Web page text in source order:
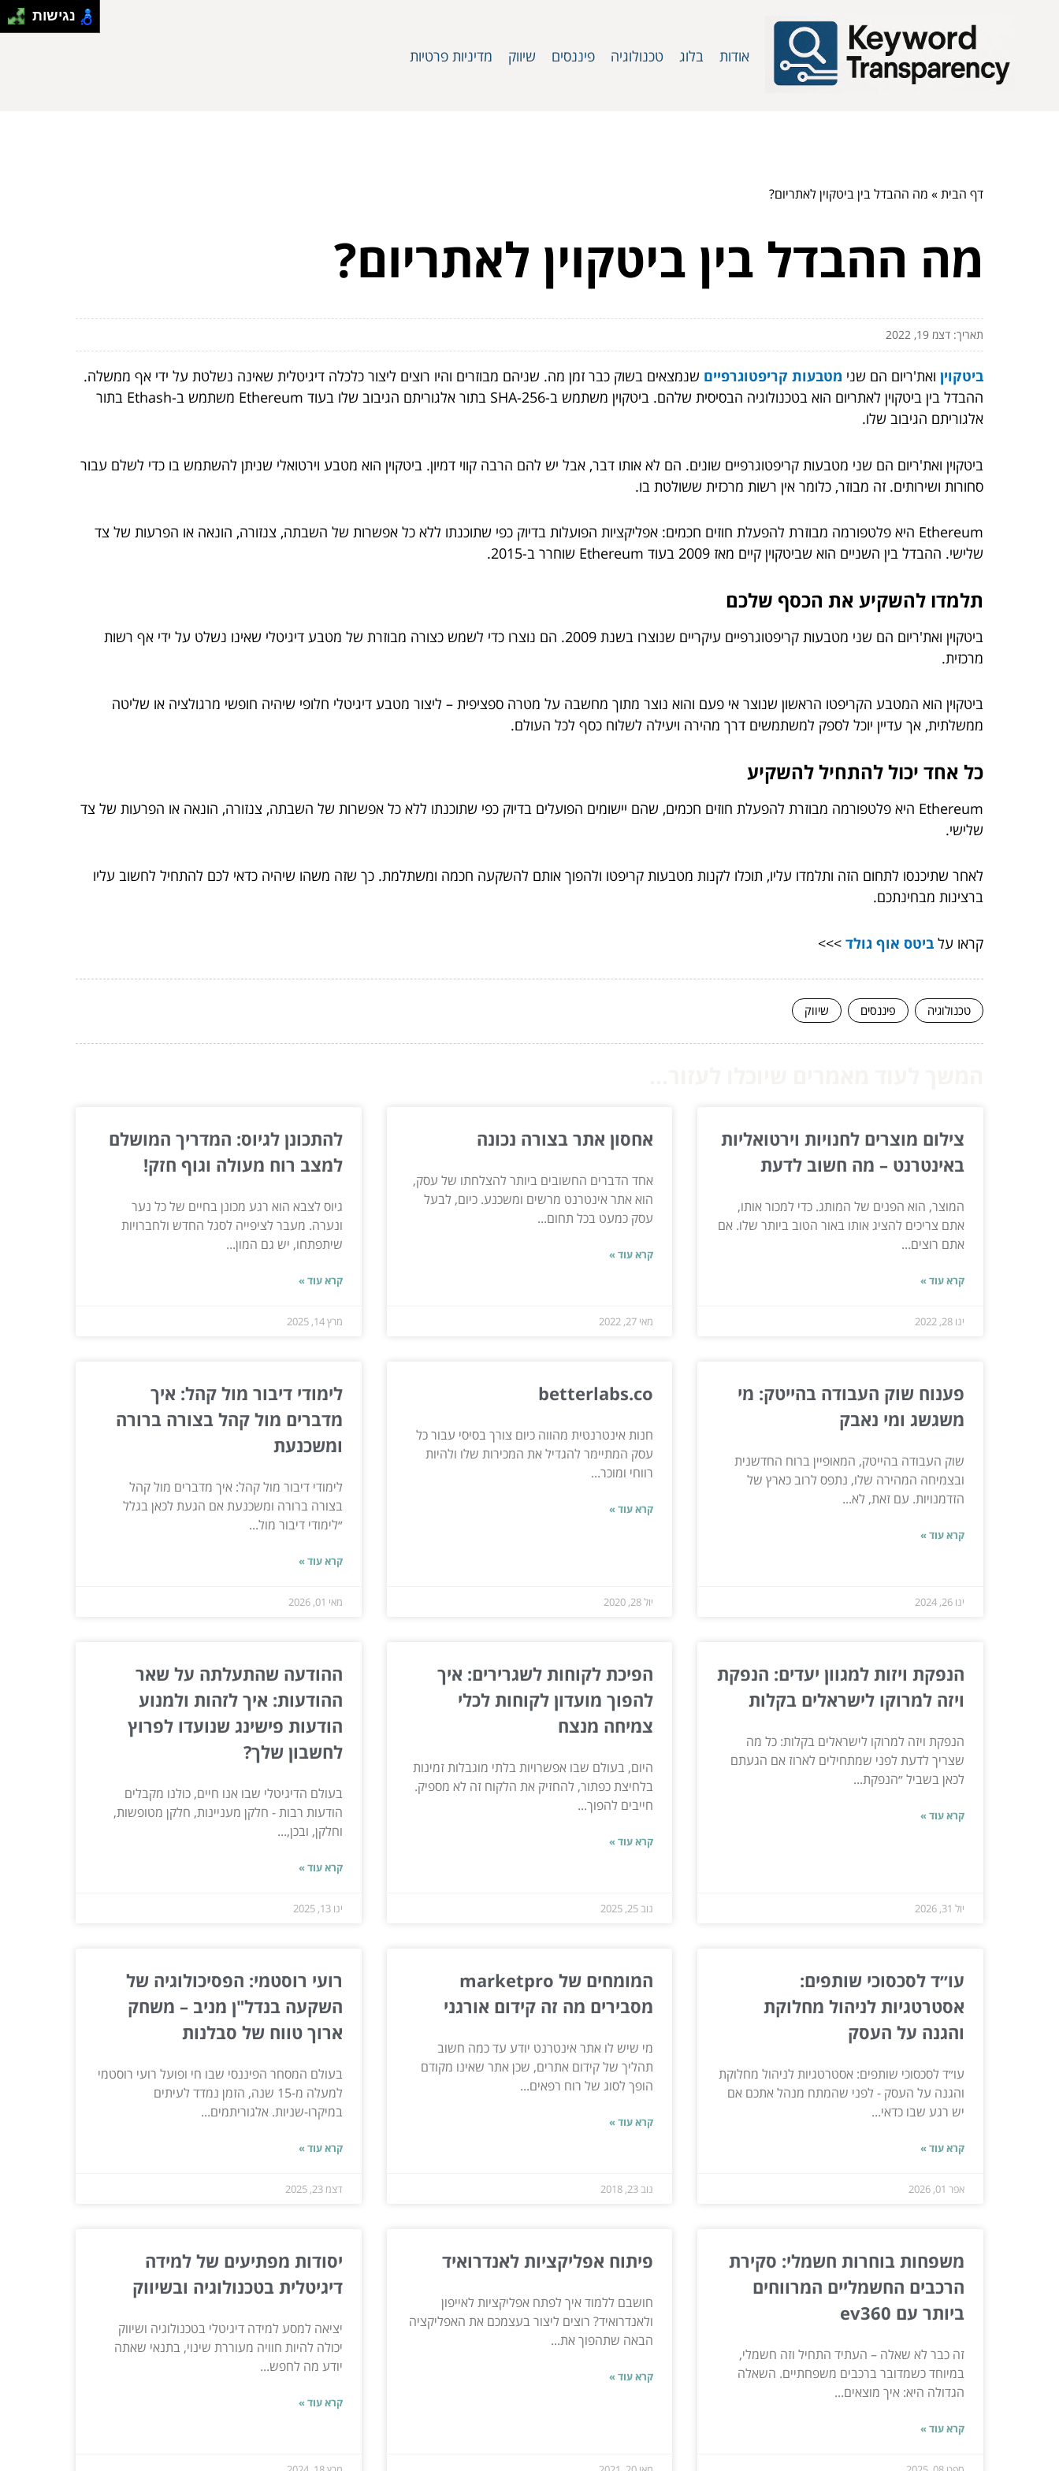
אודות בלוג טכנולוגיה פיננסים שיווק מדיניות פרטיות
דף הבית» מה ההבדל בין ביטקוין לאתריום?
מה ההבדל בין ביטקוין לאתריום?
תאריך: דצמ 19, 2022
ביטקוין ואת'ריום הם שני מטבעות קריפטוגרפיים שנמצאים בשוק כבר זמן מה. שניהם מבוזרים והיו רוצים ליצור כלכלה דיגיטלית שאינה נשלטת על ידי אף ממשלה.
ההבדל בין ביטקוין לאתריום הוא בטכנולוגיה הבסיסית שלהם. ביטקוין משתמש ב-SHA-256 בתור אלגוריתם הגיבוב שלו בעוד Ethereum משתמש ב-Ethash בתור
אלגוריתם הגיבוב שלו.
ביטקוין ואת'ריום הם שני מטבעות קריפטוגרפיים שונים. הם לא אותו דבר, אבל יש להם הרבה קווי דמיון. ביטקוין הוא מטבע וירטואלי שניתן להשתמש בו כדי לשלם עבור
סחורות ושירותים. זה מבוזר, כלומר אין רשות מרכזית ששולטת בו.
Ethereum היא פלטפורמה מבוזרת להפעלת חוזים חכמים: אפליקציות הפועלות בדיוק כפי שתוכנתו ללא כל אפשרות של השבתה, צנזורה, הונאה או הפרעות של צד
שלישי. ההבדל בין השניים הוא שביטקוין קיים מאז 2009 בעוד Ethereum שוחרר ב-2015.
תלמדו להשקיע את הכסף שלכם
ביטקוין ואת'ריום הם שני מטבעות קריפטוגרפיים עיקריים שנוצרו בשנת 2009. הם נוצרו כדי לשמש כצורה מבוזרת של מטבע דיגיטלי שאינו נשלט על ידי אף רשות
מרכזית.
ביטקוין הוא המטבע הקריפטו הראשון שנוצר אי פעם והוא נוצר מתוך מחשבה על מטרה ספציפית – ליצור מטבע דיגיטלי חלופי שיהיה חופשי מרגולציה או שליטה
ממשלתית, אך עדיין יוכל לספק למשתמשים דרך מהירה ויעילה לשלוח כסף לכל העולם.
כל אחד יכול להתחיל להשקיע
Ethereum היא פלטפורמה מבוזרת להפעלת חוזים חכמים, שהם יישומים הפועלים בדיוק כפי שתוכנתו ללא כל אפשרות של השבתה, צנזורה, הונאה או הפרעות של צד
שלישי.
לאחר שתיכנסו לתחום הזה ותלמדו עליו, תוכלו לקנות מטבעות קריפטו ולהפוך אותם להשקעה חכמה ומשתלמת. כך שזה משהו שיהיה כדאי לכם להתחיל לחשוב עליו
ברצינות מבחינתכם.
קראו על ביטס אוף גולד >>>
טכנולוגיה פיננסים שיווק
צילום מוצרים לחנויות וירטואליות
באינטרנט – מה חשוב לדעת
המוצר, הוא הפנים של המותג. כדי למכור אותו,
אתם צריכים להציג אותו באור הטוב ביותר שלו. אם
אתם רוצים...
קרא עוד »
ינו 28, 2022
אחסון אתר בצורה נכונה
אחד הדברים החשובים ביותר להצלחתו של עסק,
הוא אתר אינטרנט מרשים ומשכנע. כיום, לבעל
עסק כמעט בכל תחום...
קרא עוד »
מאי 27, 2022
להתכונן לגיוס: המדריך המושלם
למצב רוח מעולה וגוף חזק!
גיוס לצבא הוא רגע מכונן בחיים של כל נער
ונערה. מעבר לציפייה לסגל החדש ולחברויות
שיתפתחו, יש גם המון...
קרא עוד »
מרץ 14, 2025
פענוח שוק העבודה בהייטק: מי
משגשג ומי נאבק
שוק העבודה בהייטק, המאופיין ברוח החדשנית
ובצמיחה המהירה שלו, נתפס לרוב כארץ של
הזדמנויות. עם זאת, לא...
קרא עוד »
ינו 26, 2024
betterlabs.co
חנות אינטרנטית מהווה כיום צורך בסיסי עבור כל
עסק המתיימר להגדיל את המכירות שלו ולהיות
רווחי ומוכר...
קרא עוד »
יול 28, 2020
לימודי דיבור מול קהל: איך
מדברים מול קהל בצורה ברורה
ומשכנעת
לימודי דיבור מול קהל: איך מדברים מול קהל
בצורה ברורה ומשכנעת אם הגעת לכאן בגלל
״לימודי דיבור מול...
קרא עוד »
מאי 01, 2026
הנפקת ויזות למגוון יעדים: הנפקת
ויזה למרוקו לישראלים בקלות
הנפקת ויזה למרוקו לישראלים בקלות: כל מה
שצריך לדעת לפני שמתחילים לארוז אם הגעתם
לכאן בשביל ״הנפקת...
קרא עוד »
יול 31, 2026
הפיכת לקוחות לשגרירים: איך
להפוך מועדון לקוחות לכלי
צמיחה מנצח
היום, בעולם שבו אפשרויות בלתי מוגבלות זמינות
בלחיצת כפתור, להחזיק את הלקוח זה לא מספיק.
חייבים להפוך...
קרא עוד »
נוב 25, 2025
ההודעה שהתעלתה על שאר
ההודעות: איך לזהות ולמנוע
הודעות פישינג שנועדו לפרוץ
לחשבון שלך?
בעולם הדיגיטלי שבו אנו חיים, כולנו מקבלים
הודעות רבות - חלקן מעניינות, חלקן מטופשות,
וחלקן, ובכן,...
קרא עוד »
ינו 13, 2025
עו״ד לסכסוכי שותפים:
אסטרטגיות לניהול מחלוקת
והגנה על העסק
עו״ד לסכסוכי שותפים: אסטרטגיות לניהול מחלוקת
והגנה על העסק - לפני שהמתח מנהל אתכם אם
יש רגע שבו כדאי...
קרא עוד »
אפר 01, 2026
המומחים של marketpro
מסבירים מה זה קידום אורגני
מי שיש לו אתר אינטרנט יודע עד כמה חשוב
תהליך של קידום אתרים, שכן אתר שאינו מקודם
הופך לסוג של רוח רפאים...
קרא עוד »
נוב 23, 2018
רועי רוסטמי: הפסיכולוגיה של
השקעה בנדל"ן מניב – משחק
ארוך טווח של סבלנות
בעולם המסחר הפיננסי שבו חי ופועל רועי רוסטמי
למעלה מ-15 שנה, הזמן נמדד לעיתים
במיקרו-שניות. אלגוריתמים...
קרא עוד »
דצמ 23, 2025
משפחות בוחרות חשמלי: סקירת
הרכבים החשמליים המרווחים
ביותר עם ev360
זה כבר לא שאלה – העתיד התחיל וזה חשמלי,
במיוחד כשמדובר ברכבים משפחתיים. השאלה
הגדולה היא: איך מוצאים...
קרא עוד »
פיתוח אפליקציות לאנדרואיד
חושבם ללמוד איך לפתח אפליקציות לאייפון
ולאנדרואיד? רוצים ליצור בעצמכם את האפליקציה
הבאה שתהפוך את...
קרא עוד »
יסודות מפתיעים של למידה
דיגיטלית בטכנולוגיה ובשיווק
יציאה למסע למידה דיגיטלי בטכנולוגיה ושיווק
יכולה להיות חוויה מעוררת שינוי, בתנאי שאתה
יודע מה לחפש...
קרא עוד »
נגישות